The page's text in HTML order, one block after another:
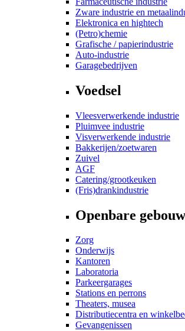
Zware industrie en
Elektronica en hightech
(Petro)chemie
Grafische / papierindustrie
Auto-industrie
Garagebedrijven
Voedsel
Vleesverwerkende industrie
Pluimvee industrie
Visverwerkende industrie
Bakkerijen/zoetwaren
Zuivel
AGF
Catering/grootkeuken
(Fris)drankindustrie
Openbare
Zorg
Onderwijs
Kantoren
Laboratoria
Parkeergarages
Stations en perrons
Theaters, musea
Distributiecentra en
Gevangenissen